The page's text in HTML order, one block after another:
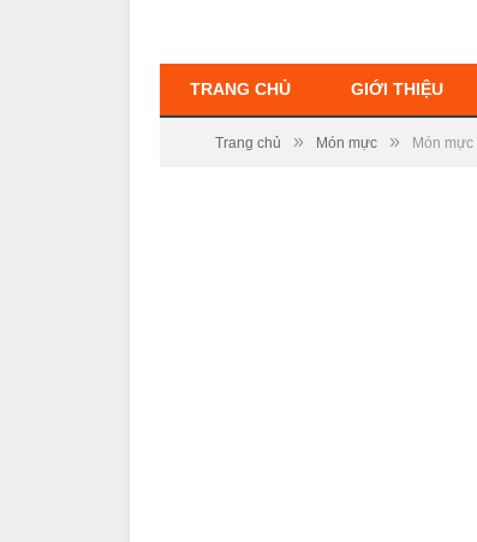
TRANG CHỦ GIỚI THIỆU
Trang chủ » Món mực » Món